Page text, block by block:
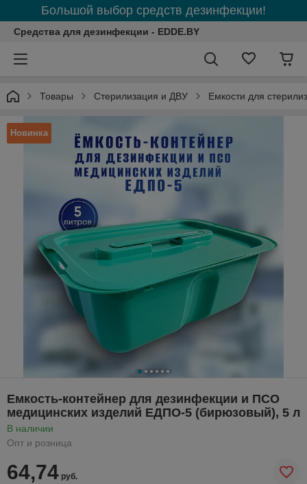
Большой выбор средств дезинфекции!
Средства для дезинфекции - EDDE.BY
Товары Стерилизация и ДВУ Емкости для
Новинка
Емкость-контейнер для дезинфекции и ПСО
медицинских изделий ЕДПО-5 (бирюзовый), 5 л
В наличии
Опт и розница
64,74 руб.